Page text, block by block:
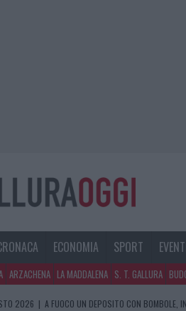
ECONOMIA SPORT
ARZACHENA LA MADDALENA S. T. GALLURA
2026 | A FUOCO UN DEPOSITO CON BOMBOLE,